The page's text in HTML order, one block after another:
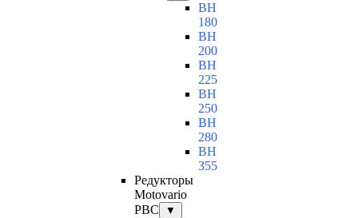
BH
180
BH
200
BH
225
BH
250
BH
280
BH
355
Редукторы
Motovario
PBC
▼